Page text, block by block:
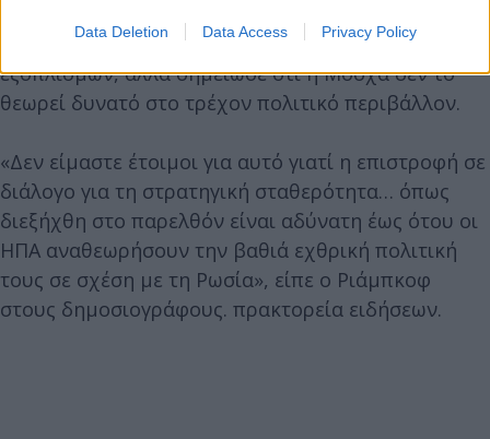
Data Deletion Data Access Privacy Policy
στρατηγικής σταθερότητας και ελέγχου των
εξοπλισμών, αλλά σημείωσε ότι η Μόσχα δεν το
θεωρεί δυνατό στο τρέχον πολιτικό περιβάλλον.
«Δεν είμαστε έτοιμοι για αυτό γιατί η επιστροφή σε
διάλογο για τη στρατηγική σταθερότητα… όπως
διεξήχθη στο παρελθόν είναι αδύνατη έως ότου οι
ΗΠΑ αναθεωρήσουν την βαθιά εχθρική πολιτική
τους σε σχέση με τη Ρωσία», είπε ο Ριάμπκοφ
στους δημοσιογράφους. πρακτορεία ειδήσεων.